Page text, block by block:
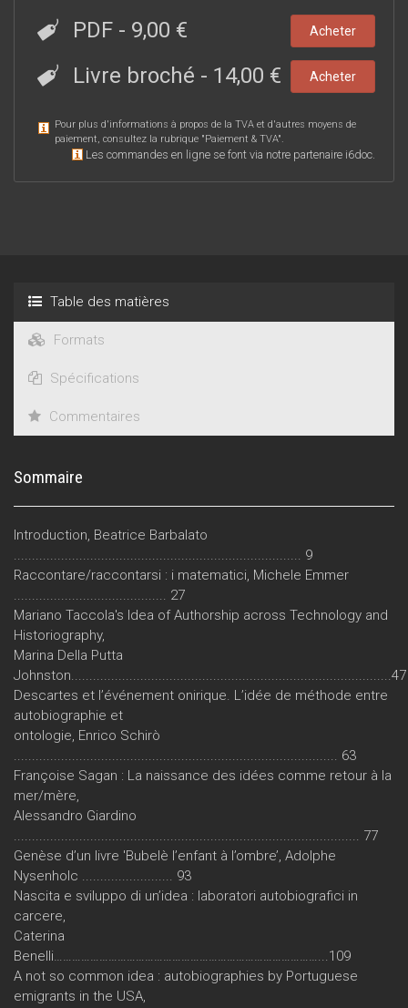
PDF - 9,00 € Acheter
Livre broché - 14,00 € Acheter
Pour plus d'informations à propos de la TVA et d'autres moyens de
paiement, consultez la rubrique "Paiement & TVA".
Les commandes en ligne se font via notre partenaire i6doc.
Table des matières
Formats
Spécifications
Commentaires
Sommaire
Introduction, Beatrice Barbalato
............................................................................... 9
Raccontare/raccontarsi : i matematici, Michele Emmer
.......................................... 27
Mariano Taccola's Idea of Authorship across Technology and
Historiography,
Marina Della Putta
Johnston........................................................................................47
Descartes et l’événement onirique. L’idée de méthode entre
autobiographie et
ontologie, Enrico Schirò
......................................................................................... 63
Françoise Sagan : La naissance des idées comme retour à la
mer/mère,
Alessandro Giardino
............................................................................................... 77
Genèse d’un livre 'Bubelè l’enfant à l’ombre’, Adolphe
Nysenholc ......................... 93
Nascita e sviluppo di un’idea : laboratori autobiografici in
carcere,
Caterina
Benelli……………………………………………………………………………...109
A not so common idea : autobiographies by Portuguese
emigrants in the USA,